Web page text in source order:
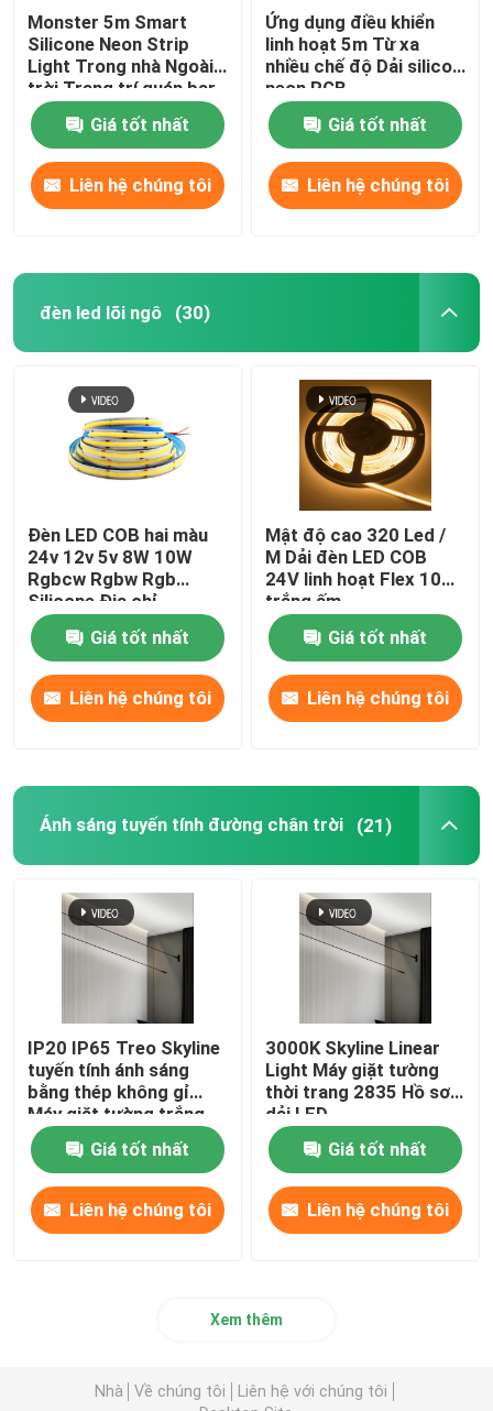
Monster 5m Smart
Silicone Neon Strip
Light Trong nhà Ngoài
trời Trang trí quán bar
tại nhà 12V
Giá tốt nhất
Liên hệ chúng tôi
Ứng dụng điều khiển
linh hoạt 5m Từ xa
nhiều chế độ Dải silicon
neon RGB
Giá tốt nhất
Liên hệ chúng tôi
đèn led lõi ngô (30)
Đèn LED COB hai màu
24v 12v 5v 8W 10W
Rgbcw Rgbw Rgb
Silicone Địa chỉ
Giá tốt nhất
Liên hệ chúng tôi
Mật độ cao 320 Led /
M Dải đèn LED COB
24V linh hoạt Flex 10W
trắng ấm
Giá tốt nhất
Liên hệ chúng tôi
Ánh sáng tuyến tính đường chân trời (21)
IP20 IP65 Treo Skyline
tuyến tính ánh sáng
bằng thép không gỉ
Máy giặt tường trắng
đen 2835
Giá tốt nhất
Liên hệ chúng tôi
3000K Skyline Linear
Light Máy giặt tường
thời trang 2835 Hồ sơ
dải LED
Giá tốt nhất
Liên hệ chúng tôi
Xem thêm
Nhà Về chúng tôi
Liên hệ với chúng tôi